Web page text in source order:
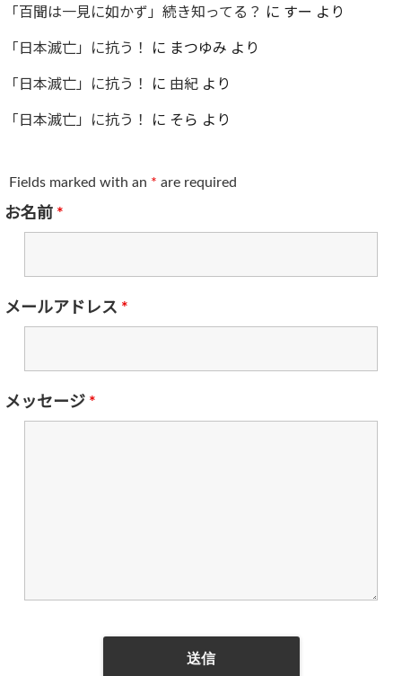
「百聞は一見に如かず」続き知ってる？ に すー より
「日本滅亡」に抗う！ に まつゆみ より
「日本滅亡」に抗う！ に 由紀 より
「日本滅亡」に抗う！ に そら より
Fields marked with an * are required
お名前 *
メールアドレス *
メッセージ *